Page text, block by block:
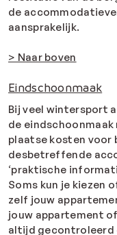
de
aansprakelijk.
> Naar boven
Eindschoonmaak
Bij veel wintersport
de
plaatse kosten voor
desbetreffende
‘praktische
Soms kun je kiezen
zelf jouw
jouw appartement
altijd gecontroleerd